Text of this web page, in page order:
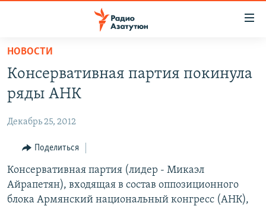
Перейти
основному
содержанию
Перейти
навигации
Перейти
поиску
НОВОСТИ
ПОЛИТИКА
ОБЩЕСТВО
ЭКОНОМИКА
РЕГИОН
НАГОРНЫЙ КАРАБАХ
НОВОСТИ
Консервативная партия покинула
ряды АНК
Декабрь 25, 2012
Поделиться
Консервативная партия (лидер - Микаэл
Айрапетян), входящая в состав оппозиционного
блока Армянский национальный конгресс (АНК),